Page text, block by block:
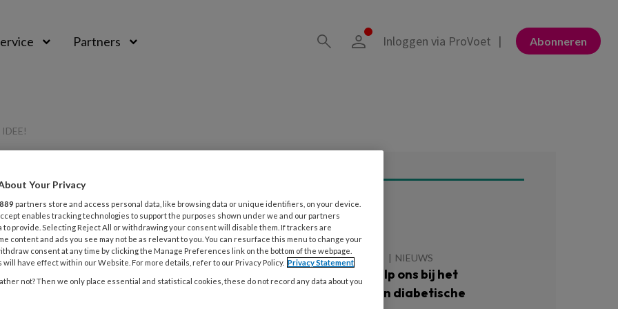
Partners Abonneren
Inloggen via ProVoet
Opslaan Reacties 0 Delen
Goed
Lees ook
7 AUGUSTUS 2026 NIEUWS
Patiënten: ‘Help ons bij het
voorkomen van diabetische
Your Privacy
889 partners store and access personal data, like browsing data or unique identifiers, on your device.
enables tracking technologies to support the purposes shown under we and our partners
to provide. Selecting Reject All or withdrawing your consent will disable them. If trackers are
content and ads you see may not be as relevant to you. You can resurface this menu to change your
consent at any time by clicking the Manage Preferences link on the bottom of the webpage.
will have effect within our Website. For more details, refer to our Privacy Policy. Privacy Statement
not? Then we only place essential and statistical cookies, these do not record any data about you